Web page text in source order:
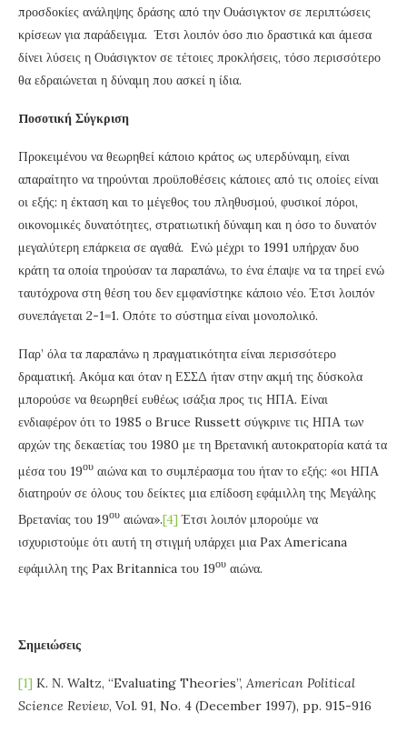
προσδοκίες ανάληψης δράσης από την Ουάσιγκτον σε περιπτώσεις
κρίσεων για παράδειγμα. Έτσι λοιπόν όσο πιο δραστικά και άμεσα
δίνει λύσεις η Ουάσιγκτον σε τέτοιες προκλήσεις, τόσο περισσότερο
θα εδραιώνεται η δύναμη που ασκεί η ίδια.
Ποσοτική Σύγκριση
Προκειμένου να θεωρηθεί κάποιο κράτος ως υπερδύναμη, είναι
απαραίτητο να τηρούνται προϋποθέσεις κάποιες από τις οποίες είναι
οι εξής: η έκταση και το μέγεθος του πληθυσμού, φυσικοί πόροι,
οικονομικές δυνατότητες, στρατιωτική δύναμη και η όσο το δυνατόν
μεγαλύτερη επάρκεια σε αγαθά. Ενώ μέχρι το 1991 υπήρχαν δυο
κράτη τα οποία τηρούσαν τα παραπάνω, το ένα έπαψε να τα τηρεί ενώ
ταυτόχρονα στη θέση του δεν εμφανίστηκε κάποιο νέο. Έτσι λοιπόν
συνεπάγεται 2-1=1. Οπότε το σύστημα είναι μονοπολικό.
Παρ’ όλα τα παραπάνω η πραγματικότητα είναι περισσότερο
δραματική. Ακόμα και όταν η ΕΣΣΔ ήταν στην ακμή της δύσκολα
μπορούσε να θεωρηθεί ευθέως ισάξια προς τις ΗΠΑ. Είναι
ενδιαφέρον ότι το 1985 ο Bruce Russett σύγκρινε τις ΗΠΑ των
αρχών της δεκαετίας του 1980 με τη Βρετανική αυτοκρατορία κατά τα
μέσα του 19ου αιώνα και το συμπέρασμα του ήταν το εξής: «οι ΗΠΑ
διατηρούν σε όλους του δείκτες μια επίδοση εφάμιλλη της Μεγάλης
Βρετανίας του 19ου αιώνα».[4] Έτσι λοιπόν μπορούμε να
ισχυριστούμε ότι αυτή τη στιγμή υπάρχει μια Pax Americana
εφάμιλλη της Pax Britannica του 19ου αιώνα.
Σημειώσεις
[1] K. Ν. Waltz, “Evaluating Theories”, American Political
Science Review, Vol. 91, No. 4 (December 1997), pp. 915-916